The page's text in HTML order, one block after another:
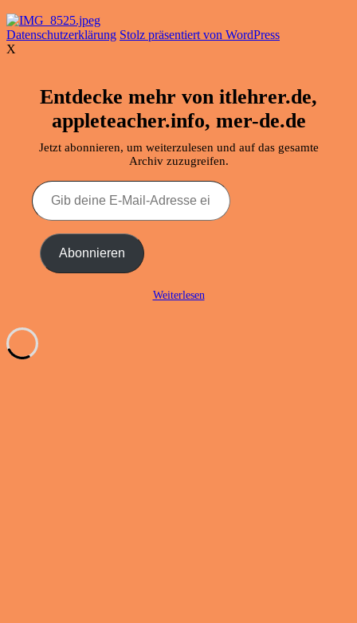
Datenschutzerklärung Stolz präsentiert von WordPress
X
Entdecke mehr von itlehrer.de,
appleteacher.info, mer-de.de
Jetzt abonnieren, um weiterzulesen und auf das gesamte
Archiv zuzugreifen.
Gib
deine
E-
Adresse
ein ... Abonnieren
Weiterlesen